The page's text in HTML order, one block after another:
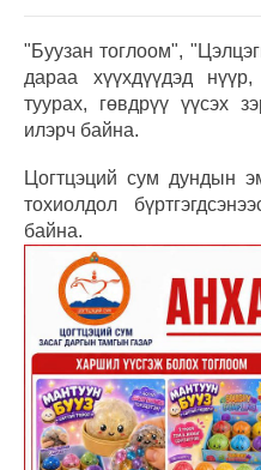
"Буузан тоглоом",
дараа хүүхдүүдэд
туурах, гөвдрүү үүсэх
илэрч байна.
Цогтцэций сум дундын
тохиолдол
байна.